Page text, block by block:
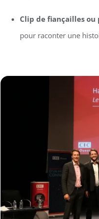
Clip de fiançailles ou
pour raconter une